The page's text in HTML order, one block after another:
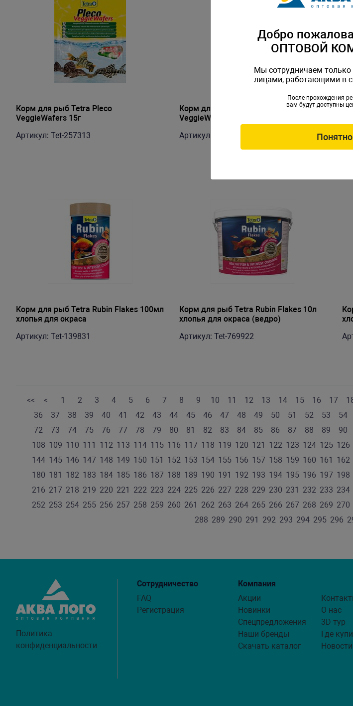
Корм для рыб Tetra Pleco
VeggieWafers 15г
Артикул: Tet-257313
Корм для рыб Tetra Pleco
VeggieWafers 3,6л (ведро)
Артикул: Tet-281882
Корм для рыб Tetra Rubin Flakes 100мл
хлопья для окраса
Артикул: Tet-139831
Корм для рыб Tetra Rubin Flakes 10л
хлопья для окраса (ведро)
Артикул: Tet-769922
<< < 1 2 3 4 5 6 7 8 9 10 11 12 13 14 15 16 17
36
37 38 39 40 41 42 43 44 45 46 47 48 49 50 51 52 53 54
72
73 74 75 76 77 78 79 80 81 82 83 84 85 86 87 88 89 90
108 109 110 111 112 113 114 115 116 117 118 119 120 121 122 123 124 125 126
144 145 146 147 148 149 150 151 152 153 154 155 156 157 158 159 160 161 162
180 181 182 183 184 185 186 187 188 189 190 191 192 193 194 195 196 197 198
216 217 218 219 220 221 222 223 224 225 226 227 228 229 230 231 232 233 234
252 253 254 255 256 257 258 259 260 261 262 263 264 265 266 267 268 269 270
288 289 290 291 292 293 294 295 296
Политика
конфиденциальности
Сотрудничество
FAQ
Регистрация
Компания
Акции
Новинки
Спецпредложения
Наши бренды
Скачать каталог
О нас
3D-тур
Где
Новости
Добро
ОПТОВОЙ
Мы сотрудничаем
лицами, работающими в
После прохождения
вам будут доступны
Понятно